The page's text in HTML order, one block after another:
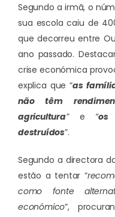
Segundo a irmã, o
sua escola caiu de
que decorreu entre
ano passado.
crise económica
explica que “as
não têm
agricultura” e “os
destruídos”.
Segundo a directora
estão a tentar “
como fonte
económico”,